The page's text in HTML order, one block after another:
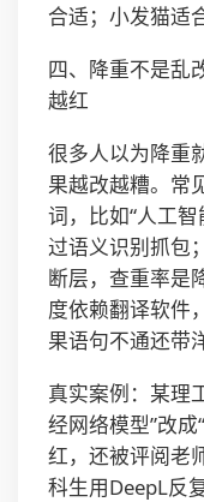
合适；小发猫适
四、降重不是乱
越红
很多人以为降重
果越改越糟。常
词，比如“人工
过语义识别抓包
断层，查重率是
度依赖翻译软件
果语句不通还带
真实案例：某理
经网络模型”改
红，还被评阅老
科生用DeepL反